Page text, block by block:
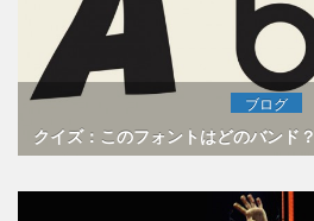
ブログ
クイズ：このフォントはどのバンド？